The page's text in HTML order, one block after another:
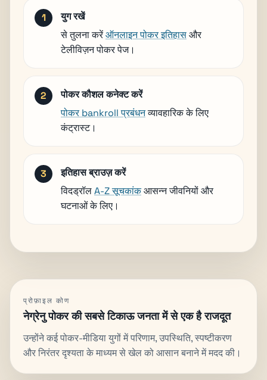
युग रखें
से तुलना करेंऑनलाइन पोकर इतिहासऔर
टेलीविज़न पोकर पेज।
पोकर कौशल कनेक्ट करें
पोकर bankroll प्रबंधनव्यावहारिक के लिए
कंट्रास्ट।
इतिहास ब्राउज़ करें
विदड्रॉलA-Z सूचकांकआसन्न जीवनियों और
घटनाओं के लिए।
प्रोफ़ाइल कोण
नेग्रेनु पोकर की सबसे टिकाऊ जनता में से एक है राजदूत
उन्होंने कई पोकर-मीडिया युगों में परिणाम, उपस्थिति, स्पष्टीकरण
और निरंतर दृश्यता के माध्यम से खेल को आसान बनाने में मदद की।